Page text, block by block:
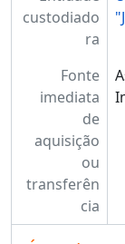
custodiado
ra
Fonte
imediata
de
aquisição
ou
transferên
cia